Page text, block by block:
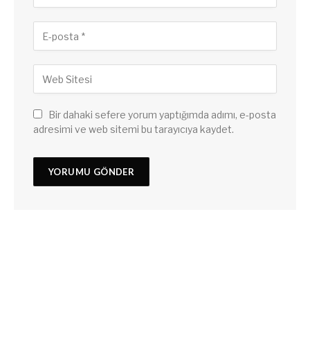
Bir dahaki sefere yorum yaptığımda adımı, e-posta
adresimi ve web sitemi bu tarayıcıya kaydet.